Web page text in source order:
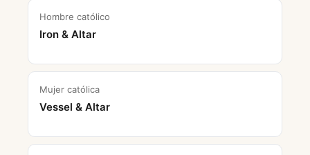
Hombre católico
Iron & Altar
Mujer católica
Vessel & Altar